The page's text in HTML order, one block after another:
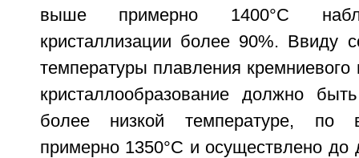
выше примерно 1400°С
кристаллизации более 90%. Ввиду
температуры плавления
кристаллообразование должно
более низкой температуре, по
примерно 1350°С и осуществлено до